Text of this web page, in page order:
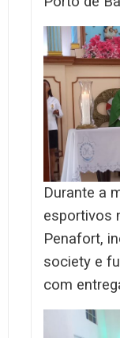
Durante a
esportivos
Penafort,
society e
com